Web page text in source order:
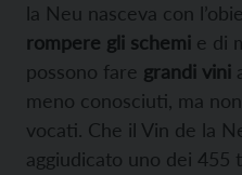
la Neu nasceva con
rompere gli schemi e di
possono fare grandi vini
meno conosciuti, ma
vocati. Che il Vin de la
aggiudicato uno dei 455